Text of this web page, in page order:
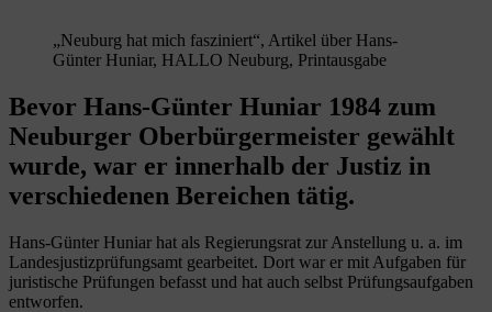
„Neuburg hat mich fasziniert“, Artikel über Hans-
Günter Huniar, HALLO Neuburg, Printausgabe
Bevor Hans-Günter Huniar 1984 zum
Neuburger Oberbürgermeister gewählt
wurde, war er innerhalb der Justiz in
verschiedenen Bereichen tätig.
Hans-Günter Huniar hat als Regierungsrat zur Anstellung u. a. im
Landesjustizprüfungsamt gearbeitet. Dort war er mit Aufgaben für
juristische Prüfungen befasst und hat auch selbst Prüfungsaufgaben
entworfen.